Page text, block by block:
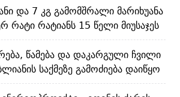
და 7 კგ გამომშრალი მარიხუანა
რატი რატიანს 15 წელი მიუსაჯეს
წამება და დაკარგული ჩვილი
საქმეზე გამოძიება დაიწყო